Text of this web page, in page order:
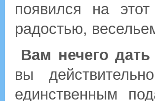
появился на
радостью,
Вам нечего
вы
единственным